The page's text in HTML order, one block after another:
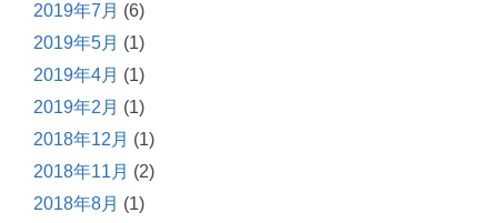
2019年7月 (6)
2019年5月 (1)
2019年4月 (1)
2019年2月 (1)
2018年12月 (1)
2018年11月 (2)
2018年8月 (1)